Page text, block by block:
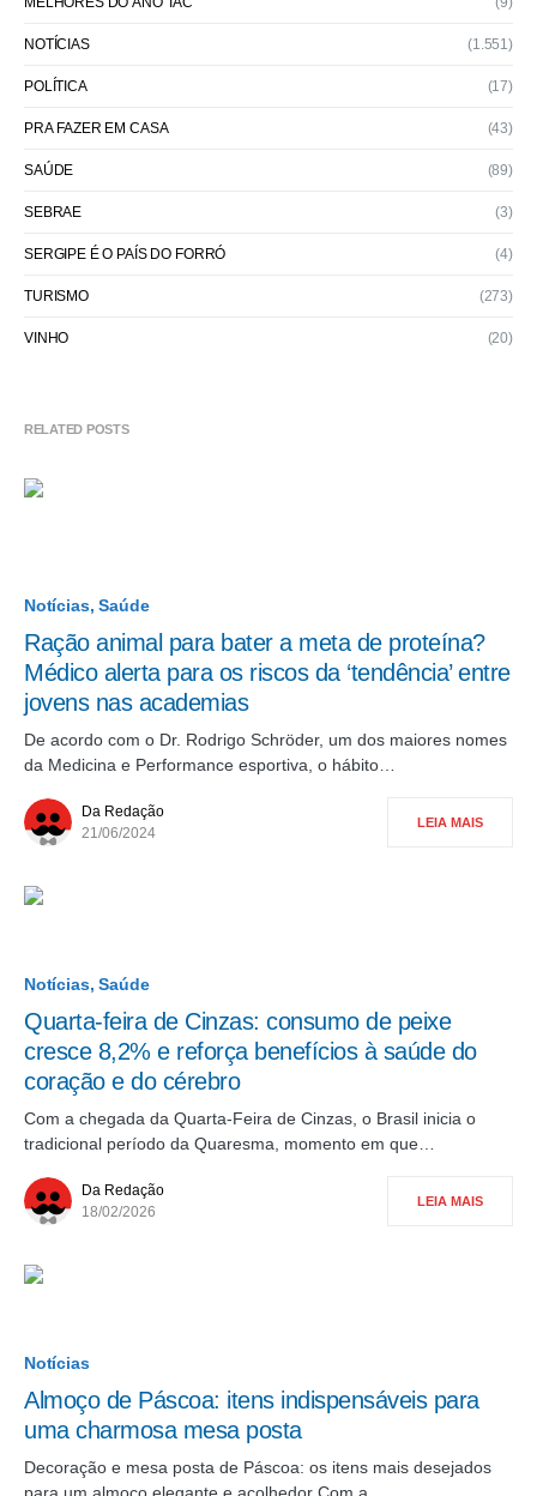
NOTÍCIAS (1.551)
POLÍTICA (17)
PRA FAZER EM CASA (43)
SAÚDE (89)
SEBRAE (3)
SERGIPE É O PAÍS DO FORRÓ (4)
TURISMO (273)
VINHO (20)
RELATED POSTS
Notícias Saúde
Ração animal para bater a meta de proteína?
Médico alerta para os riscos da ‘tendência’ entre
jovens nas academias
De acordo com o Dr. Rodrigo Schröder, um dos maiores nomes
da Medicina e Performance esportiva, o hábito…
Da Redação
21/06/2024
LEIA MAIS
Notícias Saúde
Quarta-feira de Cinzas: consumo de peixe
cresce 8,2% e reforça benefícios à saúde do
coração e do cérebro
Com a chegada da Quarta-Feira de Cinzas, o Brasil inicia o
tradicional período da Quaresma, momento em que…
Da Redação
18/02/2026
LEIA MAIS
Notícias
Almoço de Páscoa: itens indispensáveis para
uma charmosa mesa posta
Decoração e mesa posta de Páscoa: os itens mais desejados